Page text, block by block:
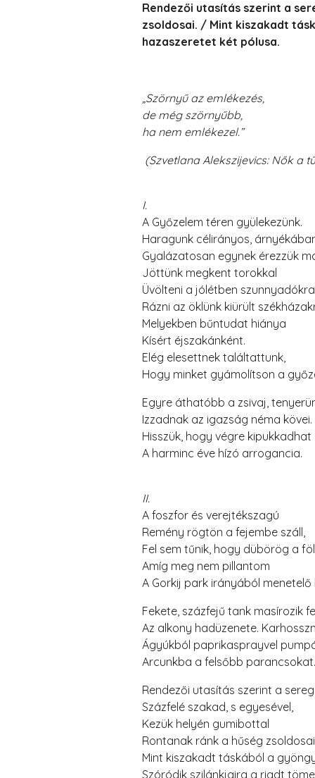
Rendezői utasítás szerint a
zsoldosai. / Mint kiszakadt
hazaszeretet két pólusa.
„Szörnyű az emlékezés,
de még szörnyűbb,
ha nem emlékezel.”
(Szvetlana Alekszijevics: Nők a
I.
A Győzelem téren gyülekezünk.
Haragunk célirányos,
Gyalázatosan egynek érezzük
Jöttünk megkent torokkal
Üvölteni a jólétben
Rázni az öklünk kiürült
Melyekben bűntudat hiánya
Kísért éjszakánként.
Elég elesettnek találtattunk,
Hogy minket gyámolítson a
Egyre áthatóbb a zsivaj,
Izzadnak az igazság néma kövei.
Hisszük, hogy végre kipukkadhat
A harminc éve hízó arrogancia.
II.
A foszfor és verejtékszagú
Remény rögtön a fejembe száll,
Fel sem tűnik, hogy dübörög a
Amíg meg nem pillantom
A Gorkij park irányából
Fekete, százfejű tank masírozik
Az alkony hadüzenete.
Ágyúkból paprikasprayvel
Arcunkba a felsőbb parancsokat.
Rendezői utasítás szerint a sereg
Százfelé szakad, s egyesével,
Kezük helyén gumibottal
Rontanak ránk a hűség
Mint kiszakadt táskából a
Szóródik szilánkjaira a riadt